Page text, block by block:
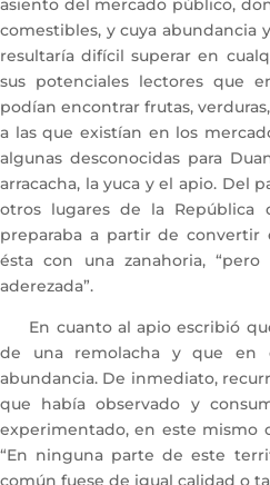
comestibles, y cuya abundancia
resultaría difícil superar en
sus potenciales lectores que
podían encontrar frutas,
a las que existían en los
algunas desconocidas para
arracacha, la yuca y el apio. Del
otros lugares de la República
preparaba a partir de convertir
ésta con una zanahoria,
aderezada”.
En cuanto al apio escribió
de una remolacha y que en
abundancia. De inmediato,
que había observado y
experimentado, en este mismo
“En ninguna parte de este
común fuese de igual calidad o